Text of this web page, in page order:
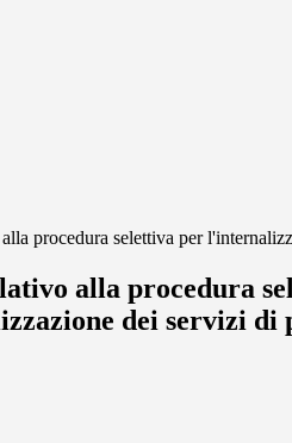
procedura selettiva per
alla procedura
dei servizi di